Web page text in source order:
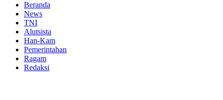
Beranda
News
TNI
Alutsista
Han-Kam
Pemerintahan
Ragam
Redaksi